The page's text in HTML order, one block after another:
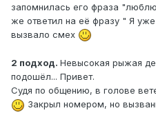
запомнилась его фраза
же ответил на её фразу " Я уже
вызвало смех
2 подход. Невысокая рыжая
подошёл... Привет.
Судя по общению, в голове
Закрыл номером, но